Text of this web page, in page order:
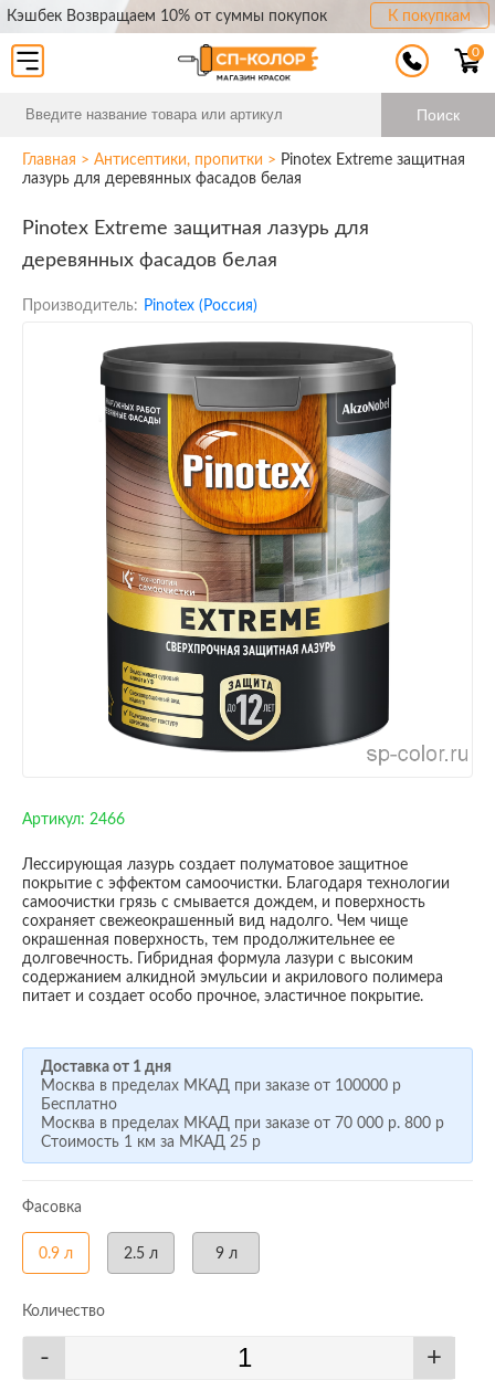
Кэшбек Возвращаем 10% от суммы покупок К покупкам
Поиск
0
Главная > Антисептики, пропитки > Pinotex Extreme защитная
лазурь для деревянных фасадов белая
Pinotex Extreme защитная лазурь для
деревянных фасадов белая
Производитель: Pinotex (Россия)
Артикул: 2466
Лессирующая лазурь создает полуматовое защитное
покрытие с эффектом самоочистки. Благодаря технологии
самоочистки грязь с смывается дождем, и поверхность
сохраняет свежеокрашенный вид надолго. Чем чище
окрашенная поверхность, тем продолжительнее ее
долговечность. Гибридная формула лазури с высоким
содержанием алкидной эмульсии и акрилового полимера
питает и создает особо прочное, эластичное покрытие.
Доставка от 1 дня
Москва в пределах МКАД при заказе от 100000 р
Бесплатно
Москва в пределах МКАД при заказе от 70 000 р. 800 р
Стоимость 1 км за МКАД 25 р
Фасовка
0.9 л 2.5 л 9 л
Количество
- +